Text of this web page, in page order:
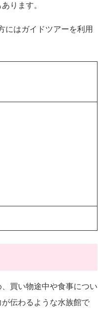
ります。
にはガイドツアーを利用
買い物途中や食事につい
伝わるような水族館で